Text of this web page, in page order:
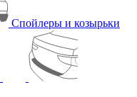
Спойлеры и козырьки